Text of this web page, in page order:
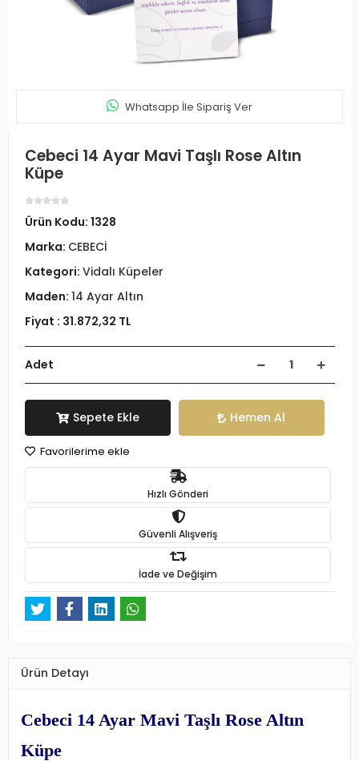
Whatsapp İle Sipariş Ver
Cebeci 14 Ayar Mavi Taşlı Rose Altın
Küpe
Ürün Kodu: 1328
Marka: CEBECİ
Kategori: Vidalı Küpeler
Maden: 14 Ayar Altın
Fiyat : 31.872,32 TL
Adet
Sepete Ekle Hemen Al
Favorilerime ekle
Hızlı Gönderi
Güvenli Alışveriş
İade ve Değişim
Ürün Detayı
Cebeci 14 Ayar Mavi Taşlı Rose Altın
Küpe